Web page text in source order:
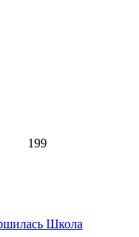
199
Школа